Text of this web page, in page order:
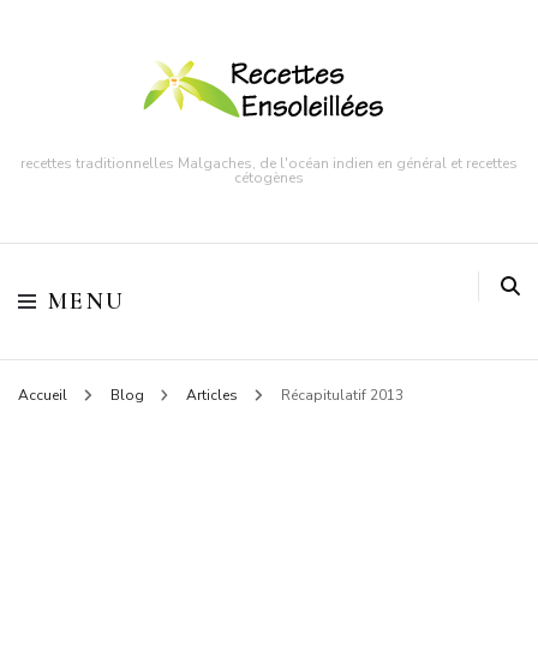
recettes traditionnelles Malgaches, de l'océan indien en général et recettes
cétogènes
MENU
Accueil Blog Articles Récapitulatif 2013